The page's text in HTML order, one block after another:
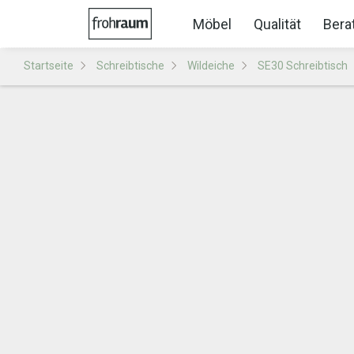
Möbel Qualität
Startseite Schreibtische Wildeiche SE30 Schreibtisch